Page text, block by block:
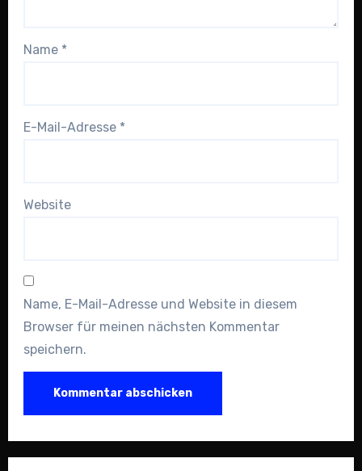
Name *
E-Mail-Adresse *
Website
Name, E-Mail-Adresse und Website in diesem
Browser für meinen nächsten Kommentar
speichern.